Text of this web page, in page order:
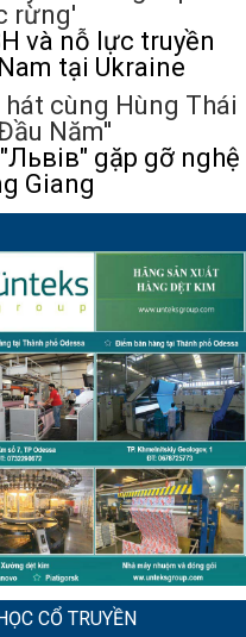
và nỗ lực truyền
tại Ukraine
gặp gỡ nghệ
Giang
CỔ TRUYỀN